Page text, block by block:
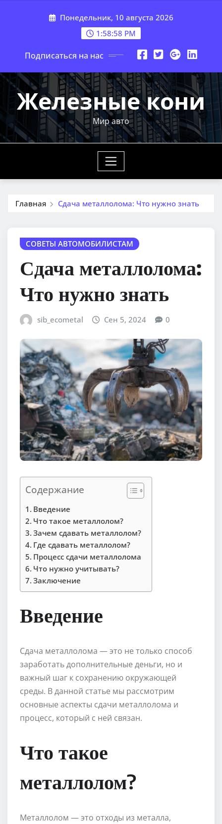
Понедельник, 10 августа 2026
1:59:00 PM
Подписаться на нас
Железные кони
Мир авто
Главная Сдача металлолома: Что нужно знать
СОВЕТЫ АВТОМОБИЛИСТАМ
Сдача металлолома:
Что нужно знать
sib_ecometal Сен 5, 2024 0
Содержание
Введение
Что такое металлолом?
Зачем сдавать металлолом?
Где сдавать металлолом?
Процесс сдачи металлолома
Что нужно учитывать?
Заключение
Введение
Сдача металлолома — это не только способ
заработать дополнительные деньги, но и
важный шаг к сохранению окружающей
среды. В данной статье мы рассмотрим
основные аспекты сдачи металлолома и
процесс, который с ней связан.
Что такое
металлолом?
Металлолом — это отходы из металла,